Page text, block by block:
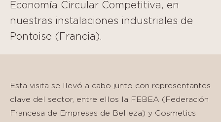
Economía Circular Competitiva, en
nuestras instalaciones industriales de
Pontoise (Francia).
Esta visita se llevó a cabo junto con representantes
clave del sector, entre ellos la FEBEA (Federación
Francesa de Empresas de Belleza) y Cosmetics